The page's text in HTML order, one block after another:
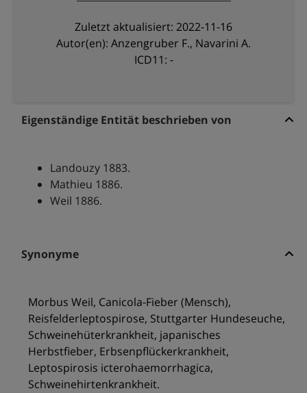
Zuletzt aktualisiert: 2022-11-16
Autor(en): Anzengruber F., Navarini A.
ICD11: -
Eigenständige Entität beschrieben von
Landouzy 1883.
Mathieu 1886.
Weil 1886.
Synonyme
Morbus Weil, Canicola-Fieber (Mensch),
Reisfelderleptospirose, Stuttgarter Hundeseuche,
Schweinehüterkrankheit, japanisches
Herbstfieber, Erbsenpflückerkrankheit,
Leptospirosis icterohaemorrhagica,
Schweinehirtenkrankheit.